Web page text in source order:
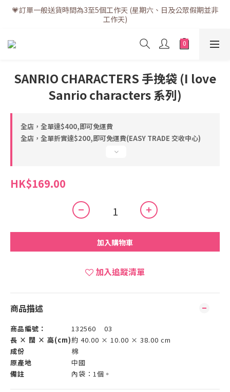
💗訂單一般送貨時間為3至5個工作天 (星期六、日及公眾假期並非
工作天)
💗訂單一般送貨時間為3至5個工作天 (星期六、日及公眾假期並非
工作天)
💗折實滿$400免運費 | 滿$200免自取點運費
💗立即下載全新會員APP享有專屬會員禮遇
💗訂單一般送貨時間為3至5個工作天 (星期六、日及公眾假期並非
SANRIO CHARACTERS 手挽袋 (I love
Sanrio characters 系列)
全店，全單達$400,即可免運費
全店，全單折實達$200,即可免運費(EASY TRADE 交收中心)
HK$169.00
加入購物車
加入追蹤清單
商品描述
商品編號：
132560 03
長 × 闊 × 高(cm)約 40.00 × 10.00 × 38.00 cm
成份
棉
原產地
中國
備註
內袋：1個。